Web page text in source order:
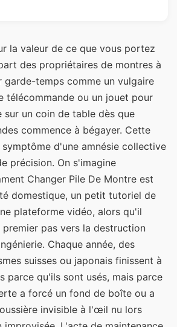
la valeur de ce que vous portez
des propriétaires de montres à
temps comme un vulgaire
télécommande ou un jouet pour
sur un coin de table dès que
commence à bégayer. Cette
d'une amnésie collective
précision. On s'imagine
Changer Pile De Montre est
domestique, un petit tutoriel de
plateforme vidéo, alors qu'il
pas vers la destruction
Chaque année, des
suisses ou japonais finissent à
parce qu'ils sont usés, mais parce
a forcé un fond de boîte ou a
invisible à l'œil nu lors